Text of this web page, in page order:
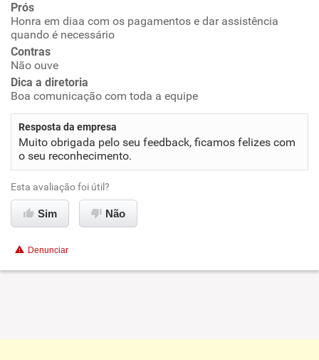
Ambiente de trabalho
Conciliação com a vida familiar
Benefícios
Recomenda esta empresa
Recomenda a diretoria
Prós
Honra em diaa com os pagamentos e dar assistência
quando é necessário
Contras
Não ouve
Dica a diretoria
Boa comunicação com toda a equipe
Resposta da empresa
Muito obrigada pelo seu feedback, ficamos felizes com
o seu reconhecimento.
Esta avaliação foi útil?
Sim Não
Denunciar